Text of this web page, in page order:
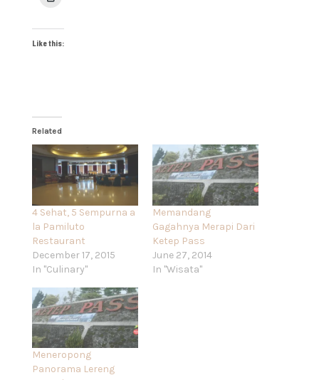
Like this:
Related
4 Sehat, 5 Sempurna a
la Pamiluto
Restaurant
December 17, 2015
In "Culinary"
Memandang
Gagahnya Merapi Dari
Ketep Pass
June 27, 2014
In "Wisata"
Meneropong
Panorama Lereng